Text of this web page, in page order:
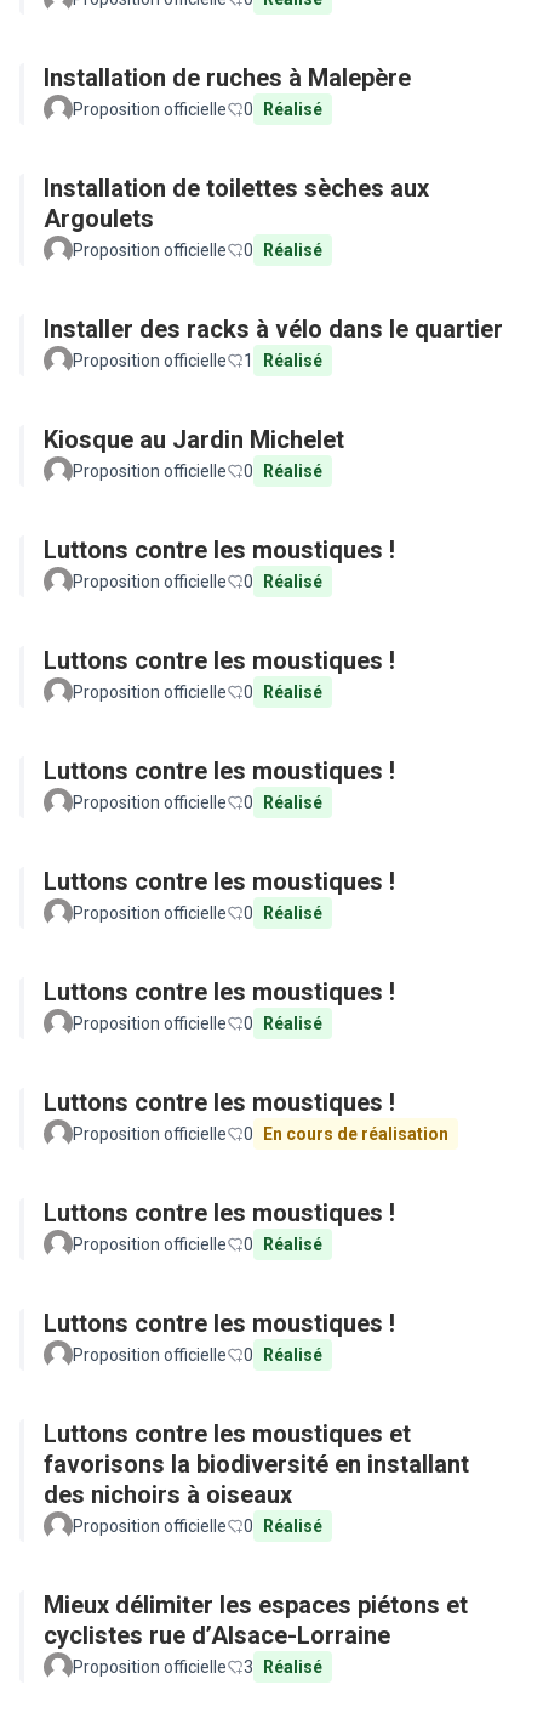
Installation de ruches à Malepère
Proposition officielle 0 Réalisé
Installation de toilettes sèches aux
Argoulets
Proposition officielle 0 Réalisé
Installer des racks à vélo dans le quartier
Proposition officielle 1 Réalisé
Kiosque au Jardin Michelet
Proposition officielle 0 Réalisé
Luttons contre les moustiques !
Proposition officielle 0 Réalisé
Luttons contre les moustiques !
Proposition officielle 0 Réalisé
Luttons contre les moustiques !
Proposition officielle 0 Réalisé
Luttons contre les moustiques !
Proposition officielle 0 Réalisé
Luttons contre les moustiques !
Proposition officielle 0 Réalisé
Luttons contre les moustiques !
Proposition officielle 0 En cours de réalisation
Luttons contre les moustiques !
Proposition officielle 0 Réalisé
Luttons contre les moustiques !
Proposition officielle 0 Réalisé
Luttons contre les moustiques et
favorisons la biodiversité en installant
des nichoirs à oiseaux
Proposition officielle 0 Réalisé
Mieux délimiter les espaces piétons et
cyclistes rue d’Alsace-Lorraine
Proposition officielle 3 Réalisé